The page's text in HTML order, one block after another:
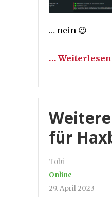
… nein 😉
… Weiterlesen
für
Tobi
Online
29. April 2023